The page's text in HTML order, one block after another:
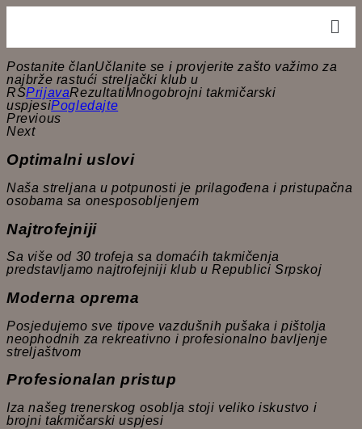
Postanite članUčlanite se i provjerite zašto važimo za
najbrže rastući streljački klub u
RSPrijavaRezultatiMnogobrojni takmičarski
uspjesiPogledajte
Previous
Next
Optimalni uslovi
Naša streljana u potpunosti je prilagođena i pristupačna
osobama sa onesposobljenjem
Najtrofejniji
Sa više od 30 trofeja sa domaćih takmičenja
predstavljamo najtrofejniji klub u Republici Srpskoj
Moderna oprema
Posjedujemo sve tipove vazdušnih pušaka i pištolja
neophodnih za rekreativno i profesionalno bavljenje
streljaštvom
Profesionalan pristup
Iza našeg trenerskog osoblja stoji veliko iskustvo i
brojni takmičarski uspjesi